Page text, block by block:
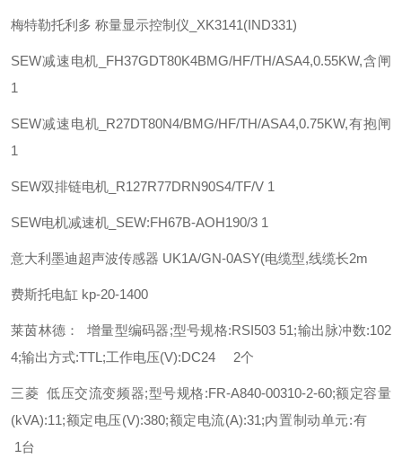
梅特勒托利多 称量显示控制仪_XK3141(IND331)
SEW减速电机_FH37GDT80K4BMG/HF/TH/ASA4,0.55KW,含闸
1
SEW减速电机_R27DT80N4/BMG/HF/TH/ASA4,0.75KW,有抱闸
1
SEW双排链电机_R127R77DRN90S4/TF/V 1
SEW电机减速机_SEW:FH67B-AOH190/3 1
意大利墨迪超声波传感器 UK1A/GN-0ASY(电缆型,线缆长2m
费斯托电缸 kp-20-1400
莱茵林德： 增量型编码器;型号规格:RSI503 51;输出脉冲数:102
4;输出方式:TTL;工作电压(V):DC24 2个
三菱 低压交流变频器;型号规格:FR-A840-00310-2-60;额定容量
(kVA):11;额定电压(V):380;额定电流(A):31;内置制动单元:有
1台